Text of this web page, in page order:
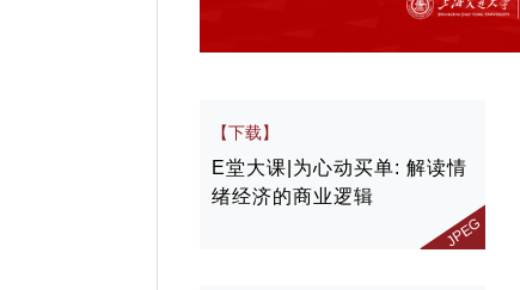
【下载】
E堂大课|为心动买单: 解读情
绪经济的商业逻辑
JPEG